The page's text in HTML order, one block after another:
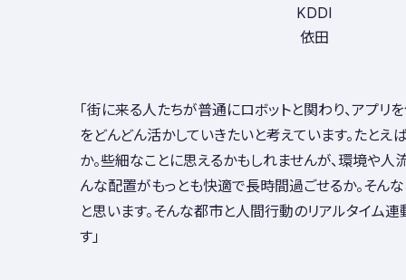
KDDI
依田
「街に来る人たちが普通にロボットと関わり、アプリ
をどんどん活かしていきたいと考えています。たとえ
か。些細なことに思えるかもしれませんが、環境や人
んな配置がもっとも快適で長時間過ごせるか。そん
と思います。そんな都市と人間行動のリアルタイム
す」